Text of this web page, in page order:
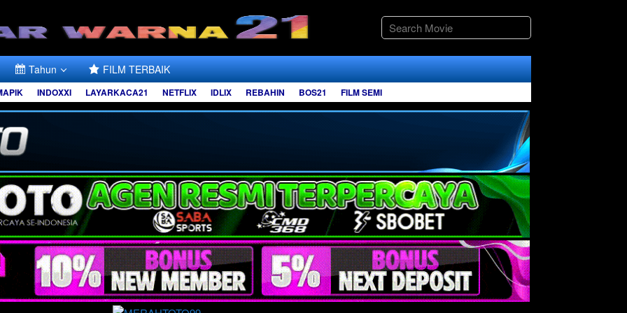
Tahun FILM TERBAIK
INDOXXI LAYARKACA21 NETFLIX IDLIX REBAHIN BOS21 FILM SEMI